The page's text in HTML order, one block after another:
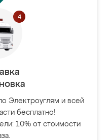
Электроуглям и всей
бесплатно!
10% от стоимости